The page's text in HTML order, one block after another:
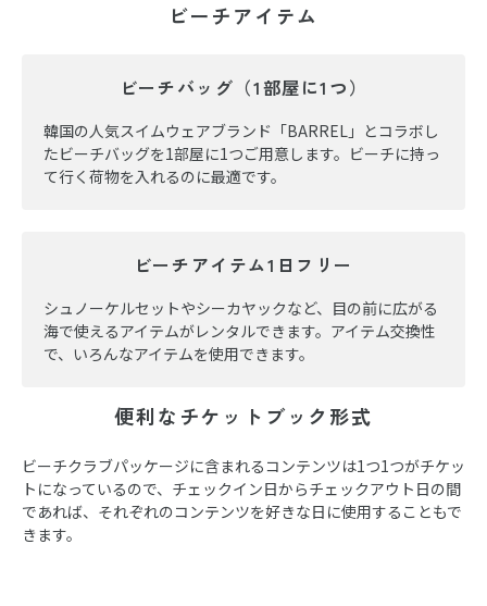
ビーチアイテム
ビーチバッグ（1部屋に1つ）
韓国の人気スイムウェアブランド「BARREL」とコラボし
たビーチバッグを1部屋に1つご用意します。ビーチに持っ
て行く荷物を入れるのに最適です。
ビーチアイテム1日フリー
シュノーケルセットやシーカヤックなど、目の前に広がる
海で使えるアイテムがレンタルできます。アイテム交換性
で、いろんなアイテムを使用できます。
便利なチケットブック形式
ビーチクラブパッケージに含まれるコンテンツは1つ1つがチケッ
トになっているので、チェックイン日からチェックアウト日の間
であれば、それぞれのコンテンツを好きな日に使用することもで
きます。